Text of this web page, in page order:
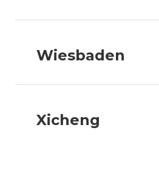
Environnement
Wiesbaden
Xicheng